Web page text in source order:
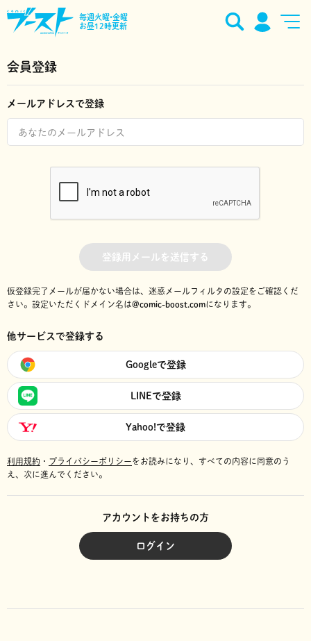
毎週火曜•金曜
お昼12時更新
会員登録
メールアドレスで登録
登録用メールを送信する
仮登録完了メールが届かない場合は、迷惑メールフィルタの設定をご確認くだ
さい。 設定いただくドメイン名は@comic-boost.comになります。
他サービスで登録する
Googleで登録
LINEで登録
Yahoo!で登録
利用規約 ・ プライバシーポリシーをお読みになり、 すべての内容に同意のう
え、次に進んでください。
アカウントをお持ちの方
ログイン